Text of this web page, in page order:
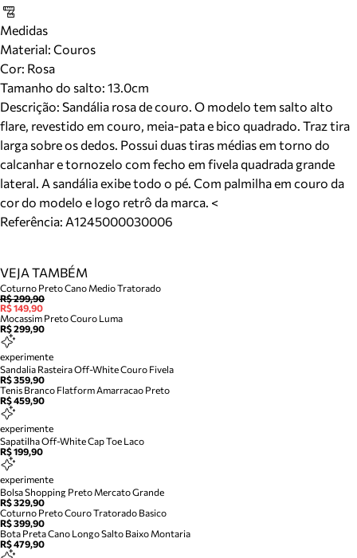
Medidas
Material: Couros
Cor: Rosa
Tamanho do salto: 13.0cm
Descrição: Sandália rosa de couro. O modelo tem salto alto
flare, revestido em couro, meia-pata e bico quadrado. Traz tira
larga sobre os dedos. Possui duas tiras médias em torno do
calcanhar e tornozelo com fecho em fivela quadrada grande
lateral. A sandália exibe todo o pé. Com palmilha em couro da
cor do modelo e logo retrô da marca. <
Referência: A1245000030006
VEJA TAMBÉM
Coturno Preto Cano Medio Tratorado
R$ 299,90
R$ 149,90
Mocassim Preto Couro Luma
R$ 299,90
experimente
Sandalia Rasteira Off-White Couro Fivela
R$ 359,90
Tenis Branco Flatform Amarracao Preto
R$ 459,90
experimente
Sapatilha Off-White Cap Toe Laco
R$ 199,90
experimente
Bolsa Shopping Preto Mercato Grande
R$ 329,90
Coturno Preto Couro Tratorado Basico
R$ 399,90
Bota Preta Cano Longo Salto Baixo Montaria
R$ 479,90